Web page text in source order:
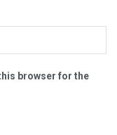
browser for the